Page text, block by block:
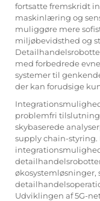
fortsatte fremskridt
maskinlæring og
muliggøre mere
miljøbevidsthed og
med forbedrede
systemer til
der kan forudsige
problemfri tilslutning
skybaserede
supply chain-styring.
Udviklingen af 5G-